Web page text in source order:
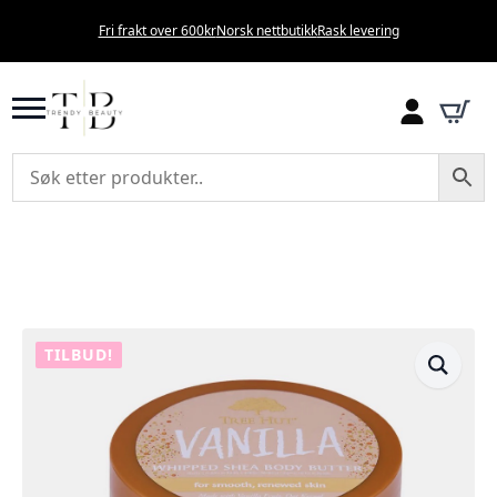
Fri frakt over 600krNorsk nettbutikkRask levering
TILBUD!